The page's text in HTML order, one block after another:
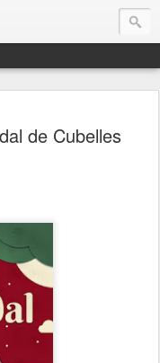
de Cubelles